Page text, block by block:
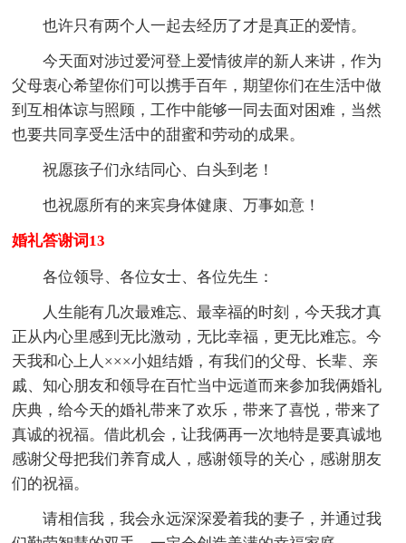
也许只有两个人一起去经历了才是真正的爱情。
今天面对涉过爱河登上爱情彼岸的新人来讲，作为
父母衷心希望你们可以携手百年，期望你们在生活中做
到互相体谅与照顾，工作中能够一同去面对困难，当然
也要共同享受生活中的甜蜜和劳动的成果。
祝愿孩子们永结同心、白头到老！
也祝愿所有的来宾身体健康、万事如意！
婚礼答谢词13
各位领导、各位女士、各位先生：
人生能有几次最难忘、最幸福的时刻，今天我才真
正从内心里感到无比激动，无比幸福，更无比难忘。今
天我和心上人×××小姐结婚，有我们的父母、长辈、亲
戚、知心朋友和领导在百忙当中远道而来参加我俩婚礼
庆典，给今天的婚礼带来了欢乐，带来了喜悦，带来了
真诚的祝福。借此机会，让我俩再一次地特是要真诚地
感谢父母把我们养育成人，感谢领导的关心，感谢朋友
们的祝福。
请相信我，我会永远深深爱着我的妻子，并通过我